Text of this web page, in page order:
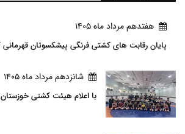
هفتدهم مرداد ماه 1405
پایان رقابت های کشتی فرنگی پیشکسوتان
شانزدهم مرداد ماه 1405
با اعلام هیئت کشتی